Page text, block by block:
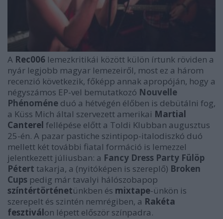
A Rec006 lemezkritikái között külön írtunk röviden a
nyár legjobb magyar lemezeiről, most ez a három
recenzió következik, főképp annak apropóján, hogy a
négyszámos EP-vel bemutatkozó Nouvelle
Phénoméne duó a hétvégén élőben is debütálni fog,
a Küss Mich által szervezett amerikai Martial
Canterel fellépése előtt a Toldi Klubban augusztus
25-én. A pazar pastiche szintipop-italodiszkó duó
mellett két további fiatal formáció is lemezzel
jelentkezett júliusban: a Fancy Dress Party Fülöp
Pétert takarja, a (nyitóképen is szereplő) Broken
Cups pedig már tavalyi hálószobapop
színtértörténetünkben és mixtape-ünkön is
szerepelt és szintén nemrégiben, a Rakéta
fesztiválon lépett először színpadra.